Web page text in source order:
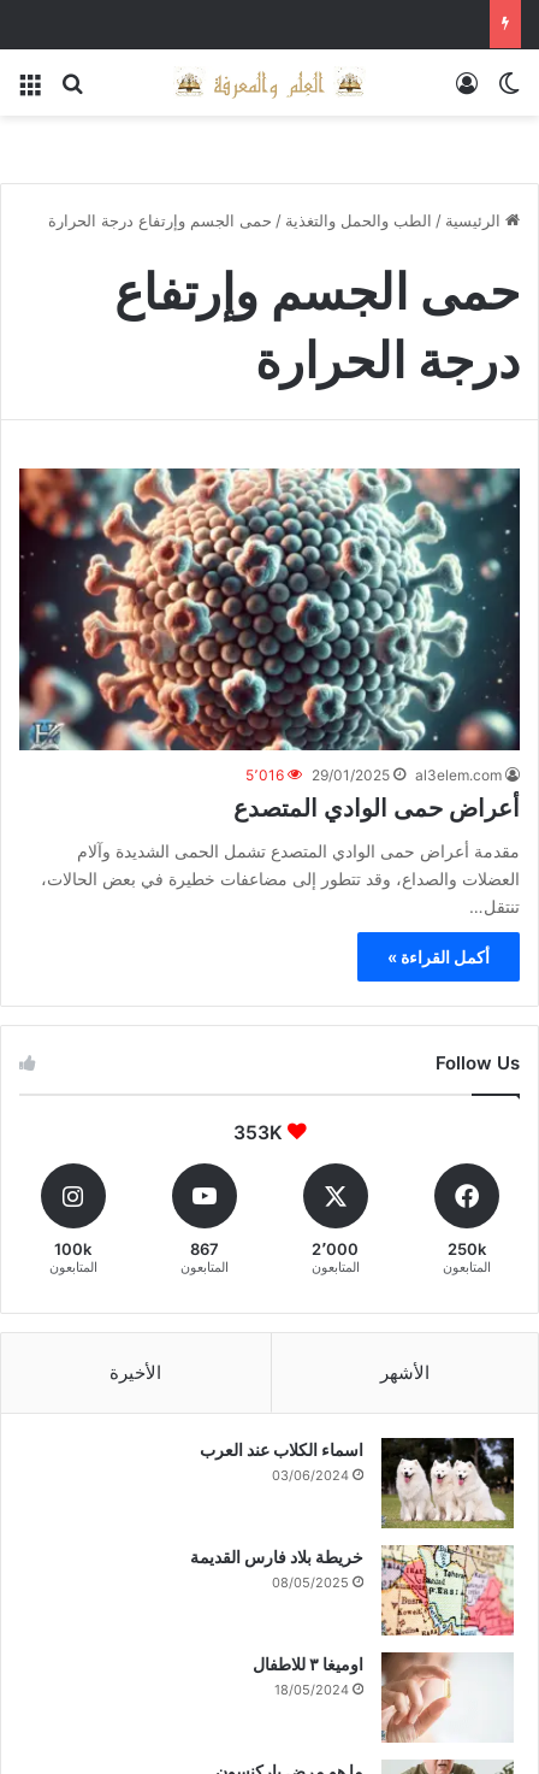
بحث الوضع المظلمتسجيل الدخول
الرئيسية / الطب والحمل والتغذية / حمى الجسم وإرتفاع درجة الحرارة
حمى الجسم وإرتفاع
درجة الحرارة
al3elem.com
29/01/2025 5٬016
أعراض حمى الوادي المتصدع
مقدمة أعراض حمى الوادي المتصدع تشمل الحمى الشديدة وآلام
العضلات والصداع، وقد تتطور إلى مضاعفات خطيرة في بعض الحالات،
تنتقل…
أكمل القراءة »
Follow Us
353K
250k
المتابعون
2٬000
المتابعون
867
المتابعون
100k
المتابعون
الأشهر الأخيرة
اسماء الكلاب عند العرب
03/06/2024
خريطة بلاد فارس القديمة
08/05/2025
اوميغا ٣ للاطفال
18/05/2024